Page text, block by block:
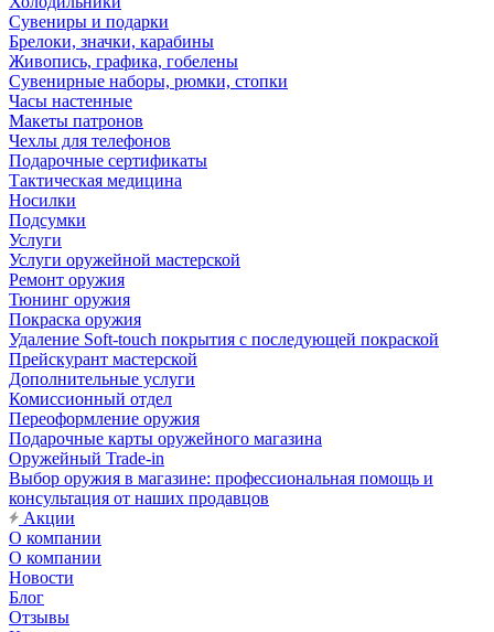
Сувениры и подарки
Брелоки, значки, карабины
Живопись, графика, гобелены
Сувенирные наборы, рюмки, стопки
Часы настенные
Макеты патронов
Чехлы для телефонов
Подарочные сертификаты
Тактическая медицина
Носилки
Подсумки
Услуги
Услуги оружейной мастерской
Ремонт оружия
Тюнинг оружия
Покраска оружия
Удаление Soft-touch покрытия с последующей покраской
Прейскурант мастерской
Дополнительные услуги
Комиссионный отдел
Переоформление оружия
Подарочные карты оружейного магазина
Оружейный Trade-in
Выбор оружия в магазине: профессиональная помощь и
консультация от наших продавцов
Акции
О компании
О компании
Новости
Блог
Отзывы